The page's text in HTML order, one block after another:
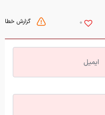
گزارش خطا 0